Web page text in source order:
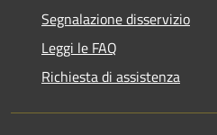
Segnalazione disservizio
Leggi le FAQ
Richiesta di assistenza